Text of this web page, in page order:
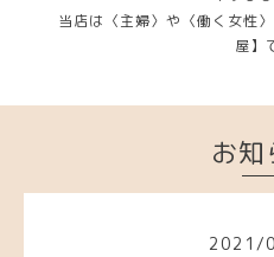
当店は〈主婦〉や〈働く女性
屋】
お知
2021 /